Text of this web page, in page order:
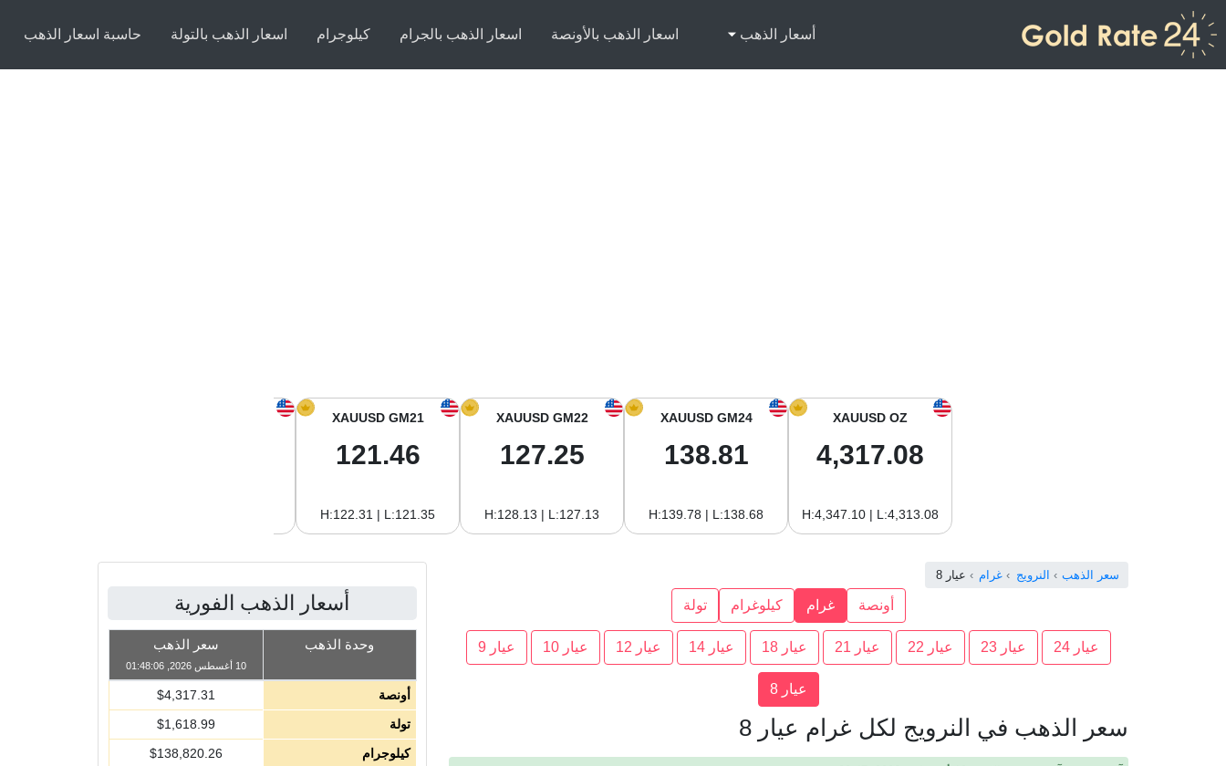
أسعار الذهب اسعار الذهب بالأونصة اسعار الذهب بالجرام كيلوجرام اسعار الذهب بالتولة حاسبة اسعار الذهب
XAUUSD OZ
4,317.08
H:4,347.10 | L:4,313.08
XAUUSD GM24
138.81
H:139.78 | L:138.68
XAUUSD GM22
127.25
H:128.13 | L:127.13
XAUUSD GM21
121.46
H:122.31 | L:121.35
سعر الذهب النرويج غرام عيار 8
أونصة غرام كيلوغرام تولة
عيار 24 عيار 23 عيار 22 عيار 21 عيار 18 عيار 14 عيار 12 عيار 10 عيار 9
عيار 8
سعر الذهب في النرويج لكل غرام عيار 8
أسعار الذهب الفورية
وحدة الذهب سعر الذهب
10 أغسطس 2026, 01:48:06
أونصة $4,317.31
تولة
$1,618.99
كيلوجرام
$138,820.26